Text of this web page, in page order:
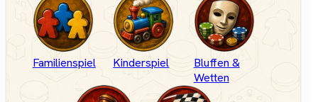
Familienspiel Kinderspiel
Bluffen &
Wetten